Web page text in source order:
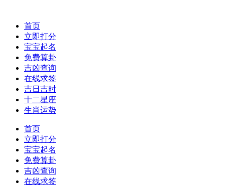
首页
立即打分
宝宝起名
免费算卦
吉凶查询
在线求签
吉日吉时
十二星座
生肖运势
首页
立即打分
宝宝起名
免费算卦
吉凶查询
在线求签